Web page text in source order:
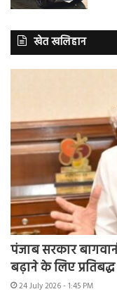
खेत खलिहान
पंजाब सरकार
बढ़ाने के लिए प्रतिबद्ध
24 July 2026 - 1:45 PM